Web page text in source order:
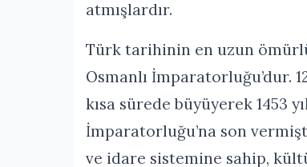
atmışlardır.
Türk tarihinin en uzun
Osmanlı İmparatorluğu’dur.
kısa sürede büyüyerek 1453
İmparatorluğu’na son
ve idare sistemine sahip,